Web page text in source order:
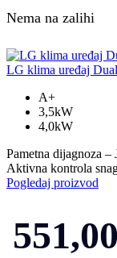
Nema na zalihi
LG klima uređaj
A+
3,5kW
4,0kW
Pametna dijagnoza
Aktivna kontrola
Pogledaj proizvod
551,00